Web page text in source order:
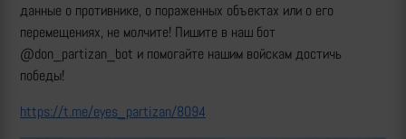
данные о противнике, о пораженных объектах или о его
перемещениях, не молчите! Пишите в наш бот
@don_partizan_bot и помогайте нашим войскам достичь
победы!
https://t.me/eyes_partizan/8094